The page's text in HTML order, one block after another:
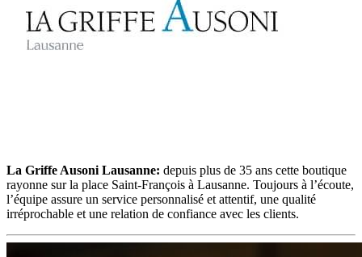
La Griffe Ausoni Lausanne: depuis plus de 35 ans cette boutique
rayonne sur la place Saint-François à Lausanne. Toujours à l’écoute,
l’équipe assure un service personnalisé et attentif, une qualité
irréprochable et une relation de confiance avec les clients.